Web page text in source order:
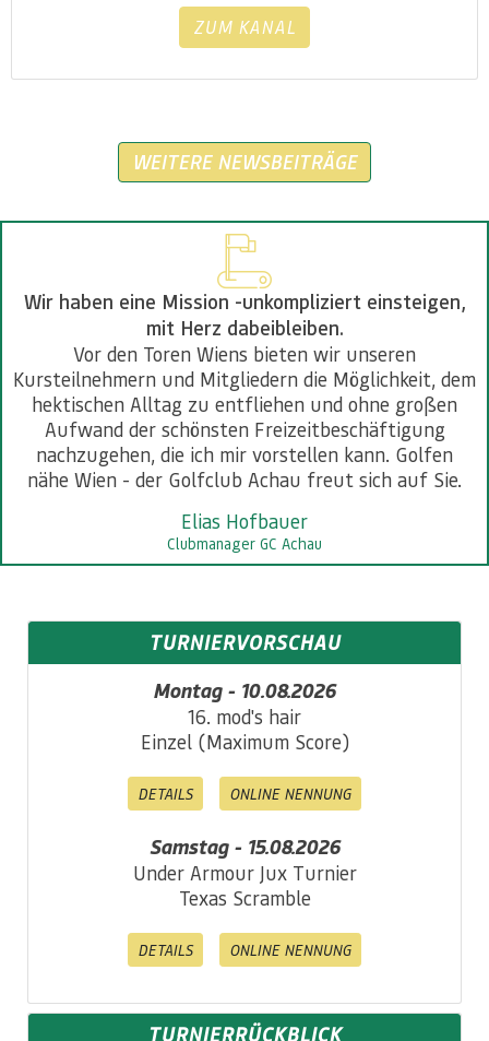
ZUM KANAL
WEITERE NEWSBEITRÄGE
Wir haben eine Mission -unkompliziert einsteigen,
mit Herz dabeibleiben.
Vor den Toren Wiens bieten wir unseren
Kursteilnehmern und Mitgliedern die Möglichkeit, dem
hektischen Alltag zu entfliehen und ohne großen
Aufwand der schönsten Freizeitbeschäftigung
nachzugehen, die ich mir vorstellen kann. Golfen
nähe Wien - der Golfclub Achau freut sich auf Sie.
Elias Hofbauer
Clubmanager GC Achau
TURNIERVORSCHAU
Montag - 10.08.2026
16. mod's hair
Einzel (Maximum Score)
DETAILS ONLINE NENNUNG
Samstag - 15.08.2026
Under Armour Jux Turnier
Texas Scramble
DETAILS ONLINE NENNUNG
TURNIERRÜCKBLICK